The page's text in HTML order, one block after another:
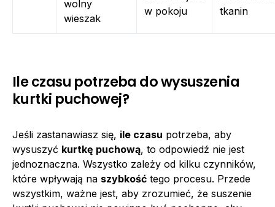
wolny
wieszak
w pokoju
tkanin
Ile czasu potrzeba do wysuszenia
kurtki puchowej?
Jeśli zastanawiasz się, ile czasu potrzeba, aby
wysuszyć kurtkę puchową, to odpowiedź nie jest
jednoznaczna. Wszystko zależy od kilku czynników,
które wpływają na szybkość tego procesu. Przede
wszystkim, ważne jest, aby zrozumieć, że suszenie